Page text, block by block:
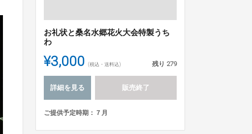
お礼状と桑名水郷花火大会特製うち
わ
¥3,000 (税込・送料込) 残り 279
詳細を見る 販売終了
ご提供予定時期：７月